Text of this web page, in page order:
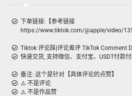
下单链接:【参考链接
https://www.tiktok.com/@apple/video/
Tiktok 评论踩|评论差评 TikTok Comment
快速交货, 支持微信、支付宝、USDT付款
备注: 这个是针对【具体评论的点赞】
⚠️ 不是评论
⚠️ 不是作品赞